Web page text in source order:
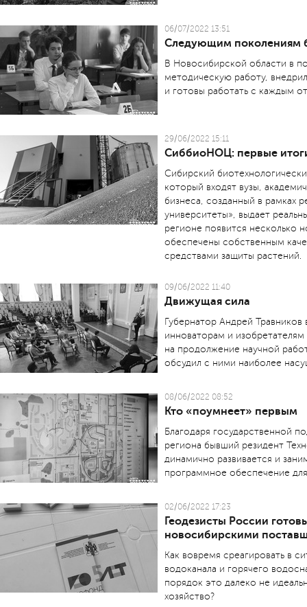
06/07/2022 13:51
Следующим поколениям
В Новосибирской области в
методическую работу,
и готовы работать с каждым
29/06/2022 15:11
СиббиоНОЦ: первые
Сибирский
который входят вузы,
бизнеса, созданный в рамках
университеты», выдает
регионе появится несколько
обеспечены собственным
средствами защиты растений.
09/06/2022 11:40
Движущая сила
Губернатор Андрей
инноваторам и
на продолжение научной
обсудил с ними наиболее
08/06/2022 08:52
Кто «поумнеет» первым
Благодаря государственной
региона бывший резидент
динамично развивается и
программное обеспечение
02/06/2022 17:23
Геодезисты России
новосибирскими
Как вовремя среагировать в
водоканала и горячего
порядок это далеко не
хозяйство?